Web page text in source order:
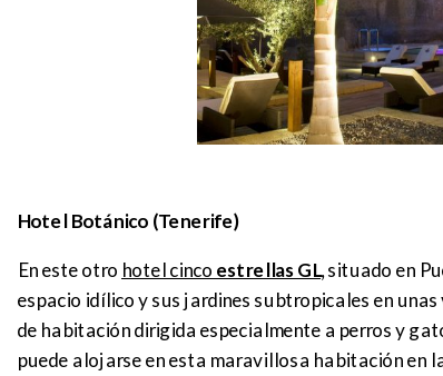
Hotel Botánico (Tenerife)
En este otro hotel cinco estrellas GL,situado en
espacio idílico y sus jardines subtropicales en unas
de habitación dirigida especialmente a perros y
puede alojarse en esta maravillosa habitación en